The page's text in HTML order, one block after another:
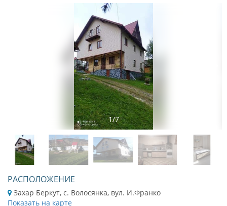
1/7
РАСПОЛОЖЕНИЕ
Захар Беркут, с. Волосянка, вул. И.Франко
Показать на карте